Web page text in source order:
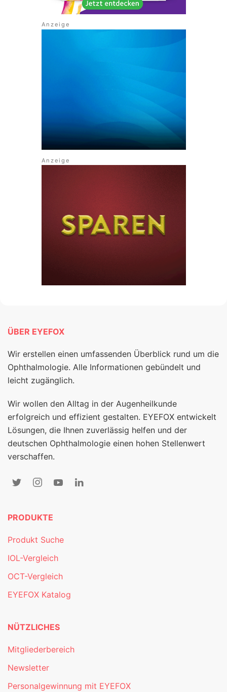
ÜBER EYEFOX
Wir erstellen einen umfassenden Überblick rund um die
Ophthalmologie. Alle Informationen gebündelt und
leicht zugänglich.
Wir wollen den Alltag in der Augenheilkunde
erfolgreich und effizient gestalten. EYEFOX entwickelt
Lösungen, die Ihnen zuverlässig helfen und der
deutschen Ophthalmologie einen hohen Stellenwert
verschaffen.
PRODUKTE
Produkt Suche
IOL-Vergleich
OCT-Vergleich
EYEFOX Katalog
NÜTZLICHES
Mitgliederbereich
Newsletter
Personalgewinnung mit EYEFOX